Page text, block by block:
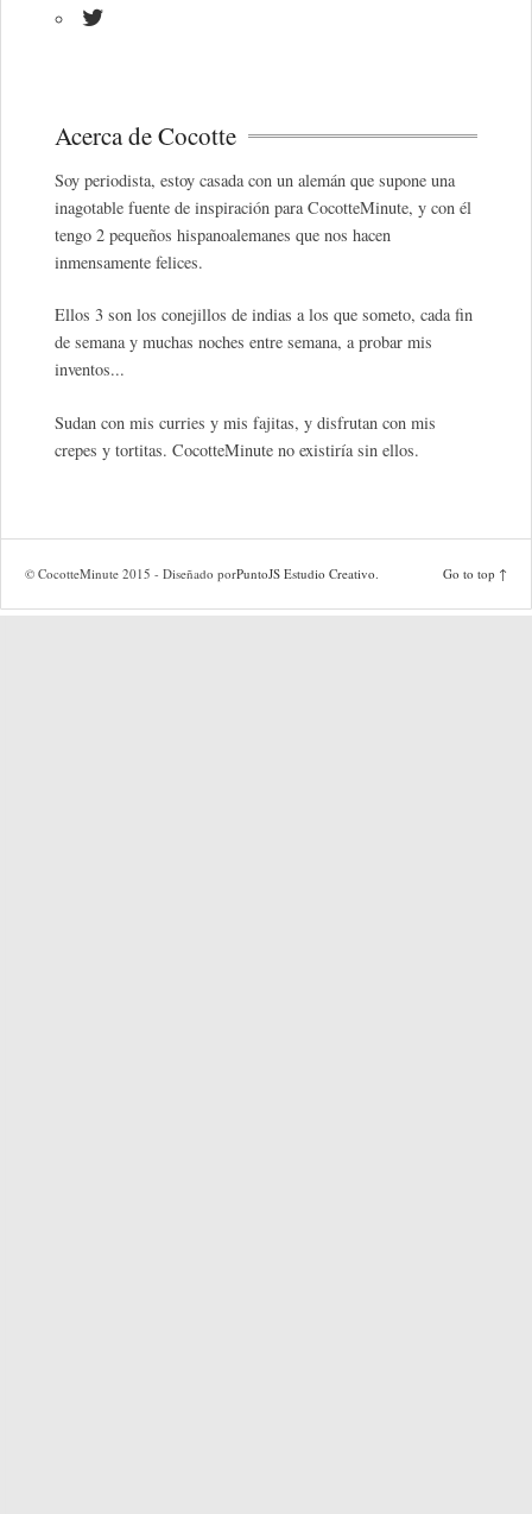
Acerca de Cocotte
Soy periodista, estoy casada con un alemán que supone una
inagotable fuente de inspiración para CocotteMinute, y con él
tengo 2 pequeños hispanoalemanes que nos hacen
inmensamente felices.
Ellos 3 son los conejillos de indias a los que someto, cada fin
de semana y muchas noches entre semana, a probar mis
inventos...
Sudan con mis curries y mis fajitas, y disfrutan con mis
crepes y tortitas. CocotteMinute no existiría sin ellos.
© CocotteMinute 2015 - Diseñado porPuntoJS Estudio Creativo. Go to top ↑